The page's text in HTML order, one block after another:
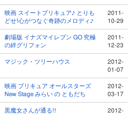
映画 スイートプリキュア♪ とりも
どせ!心がつなぐ奇跡のメロディ♪
2011-
10-29
劇場版 イナズマイレブン GO 究極
の絆グリフォン
2011-
12-23
マジック・ツリーハウス
2012-
01-07
映画 プリキュア オールスターズ
New Stage みらい の ともだち
2012-
03-17
黒魔女さんが通る!!
2012-